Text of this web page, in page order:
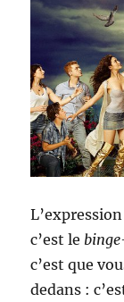
c’est le
c’est que
dedans :